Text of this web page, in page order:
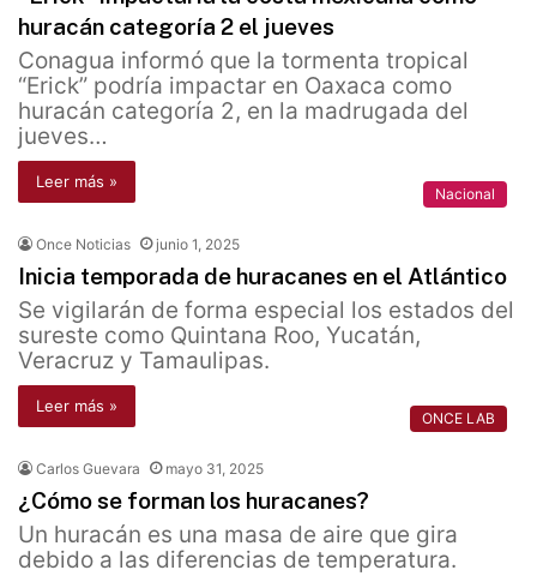
huracán categoría 2 el jueves
Conagua informó que la tormenta tropical
“Erick” podría impactar en Oaxaca como
huracán categoría 2, en la madrugada del
jueves…
Leer más »
Nacional
Once Noticias junio 1, 2025
Inicia temporada de huracanes en el Atlántico
Se vigilarán de forma especial los estados del
sureste como Quintana Roo, Yucatán,
Veracruz y Tamaulipas.
Leer más »
ONCE LAB
Carlos Guevara mayo 31, 2025
¿Cómo se forman los huracanes?
Un huracán es una masa de aire que gira
debido a las diferencias de temperatura.